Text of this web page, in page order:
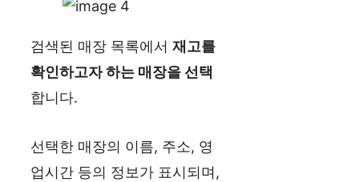
검색된 매장 목록에서 재고를
확인하고자 하는 매장을 선택
합니다.
선택한 매장의 이름, 주소, 영
업시간 등의 정보가 표시되며,